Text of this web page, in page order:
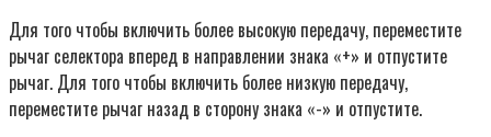
Для того чтобы включить более высокую передачу, переместите
рычаг селектора вперед в направлении знака «+» и отпустите
рычаг. Для того чтобы включить более низкую передачу,
переместите рычаг назад в сторону знака «-» и отпустите.